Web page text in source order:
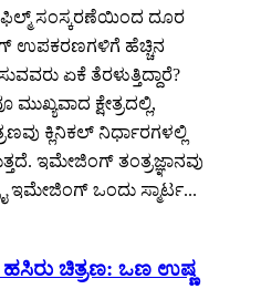
ಸಂಸ್ಕರಣೆಯಿಂದ ದೂರ
ಉಪಕರಣಗಳಿಗೆ ಹೆಚ್ಚಿನ
ಏಕೆ ತೆರಳುತ್ತಿದ್ದಾರೆ?
ಕ್ಷೇತ್ರದಲ್ಲಿ,
ಕ್ಲಿನಿಕಲ್ ನಿರ್ಧಾರಗಳಲ್ಲಿ
ಇಮೇಜಿಂಗ್ ತಂತ್ರಜ್ಞಾನವು
ಇಮೇಜಿಂಗ್ ಒಂದು ಸ್ಮಾರ್ಟ...
ಹಸಿರು ಚಿತ್ರಣ: ಒಣ ಉಷ್ಣ